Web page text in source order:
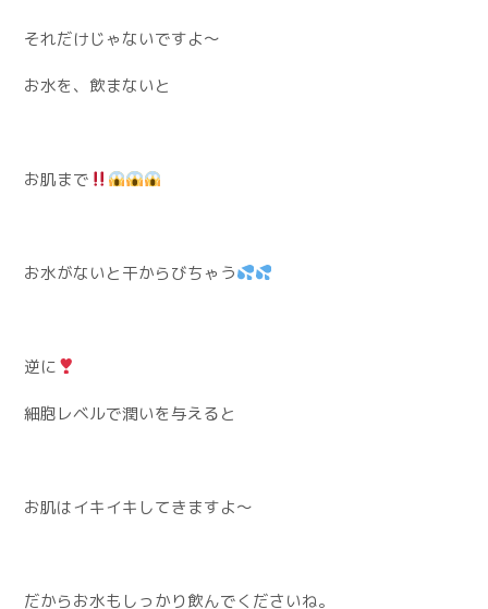
それだけじゃないですよ〜
お水を、飲まないと
お肌まで
お水がないと干からびちゃう
逆に
細胞レベルで潤いを与えると
お肌はイキイキしてきますよ〜
だからお水もしっかり飲んでくださいね。